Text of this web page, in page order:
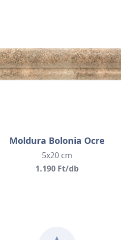
Moldura Bolonia Ocre
5x20 cm
1.190 Ft/db